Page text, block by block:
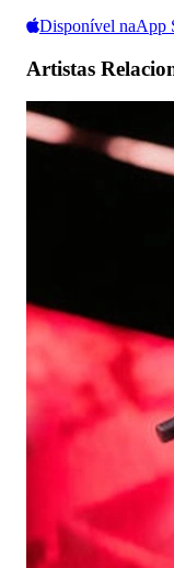
Disponível naApp
Artistas